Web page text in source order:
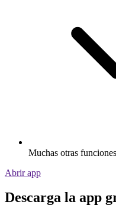
Muchas otras
Abrir app
Descarga la app